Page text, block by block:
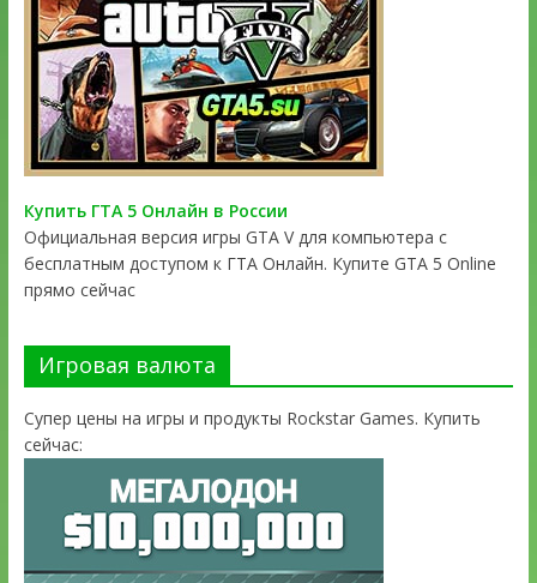
Купить ГТА 5 Онлайн в России
Официальная версия игры GTA V для компьютера с
бесплатным доступом к ГТА Онлайн. Купите GTA 5 Online
прямо сейчас
Игровая валюта
Супер цены на игры и продукты Rockstar Games. Купить
сейчас: